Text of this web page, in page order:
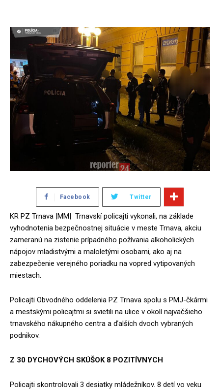
Facebook Twitter
KR PZ Trnava |MM| Trnavskí policajti vykonali, na základe
vyhodnotenia bezpečnostnej situácie v meste Trnava, akciu
zameranú na zistenie prípadného požívania alkoholických
nápojov mladistvými a maloletými osobami, ako aj na
zabezpečenie verejného poriadku na vopred vytipovaných
miestach.
Policajti Obvodného oddelenia PZ Trnava spolu s PMJ-čkármi
a mestskými policajtmi si svietili na ulice v okolí najväčšieho
trnavského nákupného centra a ďalších dvoch vybraných
podnikov.
Z 30 DYCHOVÝCH SKÚŠOK 8 POZITÍVNYCH
Policajti skontrolovali 3 desiatky mládežníkov. 8 detí vo veku